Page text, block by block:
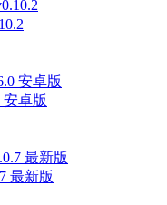
卓版
最新版